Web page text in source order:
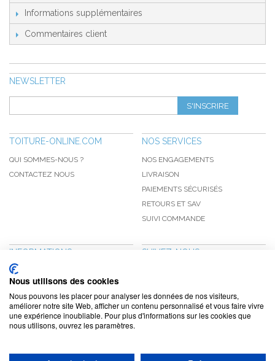
Informations supplémentaires
Commentaires client
NEWSLETTER
S'INSCRIRE
TOITURE-ONLINE.COM
QUI SOMMES-NOUS ?
CONTACTEZ NOUS
NOS SERVICES
NOS ENGAGEMENTS
LIVRAISON
PAIEMENTS SÉCURISÉS
RETOURS ET SAV
SUIVI COMMANDE
INFORMATIONS
NOUVEAUTÉS
PROMOTIONS
CGV
CONFIDENTIALITÉ
MENTIONS LÉGALES
SUIVEZ-NOUS
NOTRE BLOG
Nous utilisons des cookies
Nous pouvons les placer pour analyser les données de nos visiteurs,
améliorer notre site Web, afficher un contenu personnalisé et vous faire vivre
une expérience inoubliable. Pour plus d'informations sur les cookies que
nous utilisons, ouvrez les paramètres.